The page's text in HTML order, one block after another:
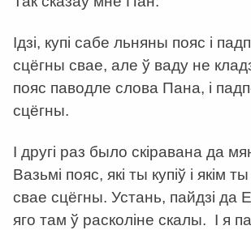
Ідзі, купі сабе льняны пояс і
сцёгны свае, але ў ваду не
пояс паводле слова Пана, і
сцёгны.
І другі раз было скіравана да
Вазьмі пояс, які ты купіў і якім
свае сцёгны. Устань, пайдзі да
яго там ў расколіне скалы. І я